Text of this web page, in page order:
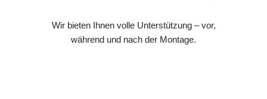
Wir bieten Ihnen volle Unterstützung – vor,
während und nach der Montage.